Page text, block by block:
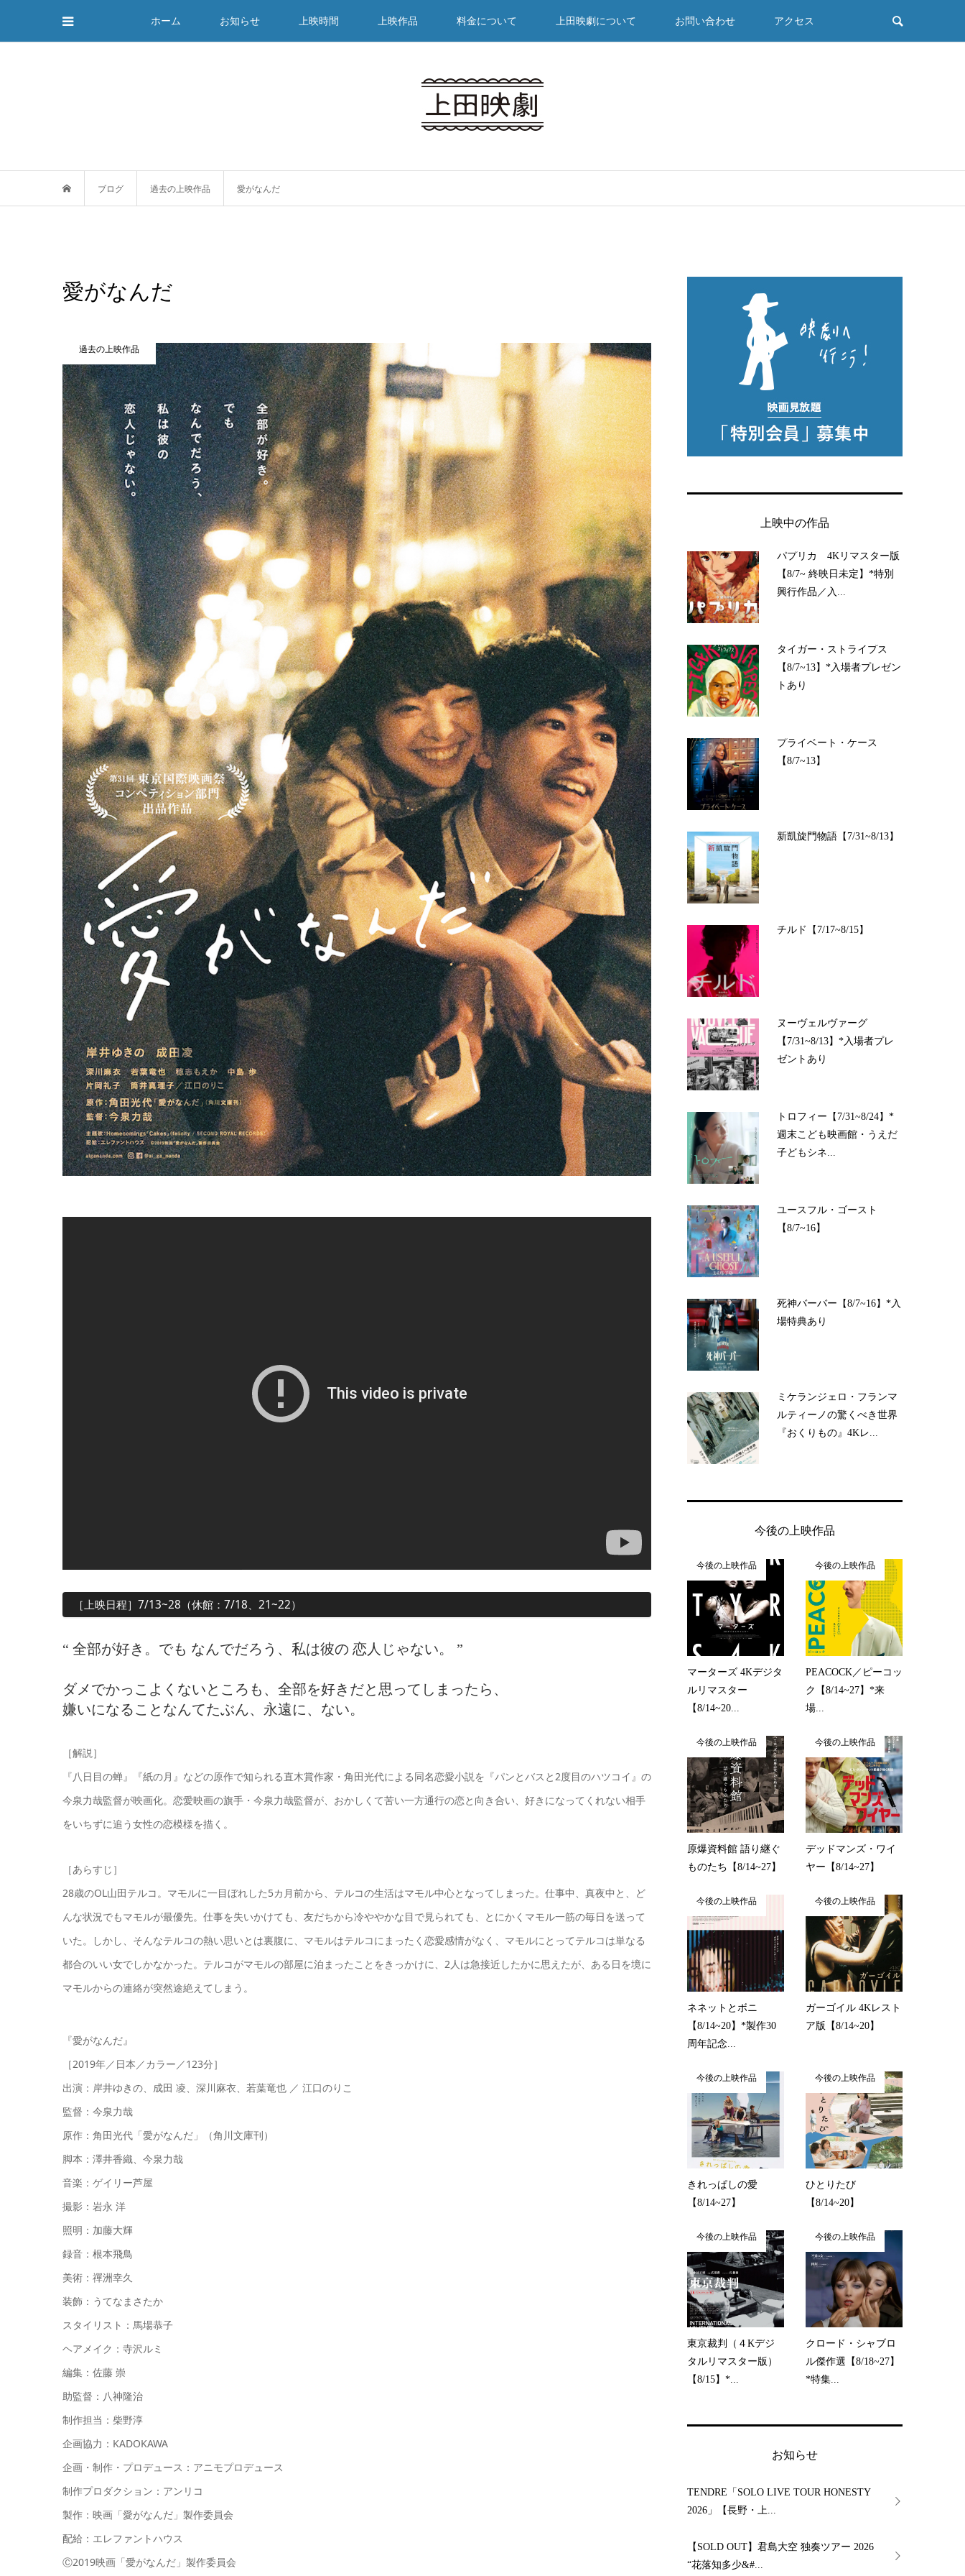
ホーム お知らせ 上映時間 上映作品 料金について 上田映劇について お問い合わせ アクセス
ブログ 過去の上映作品 愛がなんだ
愛がなんだ
過去の上映作品
［上映日程］7/13~28（休館：7/18、21~22）
“ 全部が好き。でも なんでだろう、私は彼の 恋人じゃない。 ”
ダメでかっこよくないところも、全部を好きだと思ってしまったら、
嫌いになることなんてたぶん、永遠に、ない。
［解説］
『八日目の蝉』『紙の月』などの原作で知られる直木賞作家・角田光代による同名恋愛小説を『パンとバスと2度目のハツコイ』の
今泉力哉監督が映画化。恋愛映画の旗手・今泉力哉監督が、おかしくて苦い一方通行の恋と向き合い、好きになってくれない相手
をいちずに追う女性の恋模様を描く。
［あらすじ］
28歳のOL山田テルコ。マモルに一目ぼれした5カ月前から、テルコの生活はマモル中心となってしまった。仕事中、真夜中と、ど
んな状況でもマモルが最優先。仕事を失いかけても、友だちから冷ややかな目で見られても、とにかくマモル一筋の毎日を送って
いた。しかし、そんなテルコの熱い思いとは裏腹に、マモルはテルコにまったく恋愛感情がなく、マモルにとってテルコは単なる
都合のいい女でしかなかった。テルコがマモルの部屋に泊まったことをきっかけに、2人は急接近したかに思えたが、ある日を境に
マモルからの連絡が突然途絶えてしまう。
『愛がなんだ』
［2019年／日本／カラー／123分］
出演：岸井ゆきの、成田 凌、深川麻衣、若葉竜也 ／ 江口のりこ
監督：今泉力哉
原作：角田光代「愛がなんだ」（角川文庫刊）
脚本：澤井香織、今泉力哉
音楽：ゲイリー芦屋
撮影：岩永 洋
照明：加藤大輝
録音：根本飛鳥
美術：禪洲幸久
装飾：うてなまさたか
スタイリスト：馬場恭子
ヘアメイク：寺沢ルミ
編集：佐藤 崇
助監督：八神隆治
制作担当：柴野淳
企画協力：KADOKAWA
企画・制作・プロデュース：アニモプロデュース
制作プロダクション：アンリコ
製作：映画「愛がなんだ」製作委員会
配給：エレファントハウス
Ⓒ2019映画「愛がなんだ」製作委員会
上映中の作品
パプリカ 4Kリマスター版
【8/7~ 終映日未定】*特別
興行作品／入...
タイガー・ストライプス
【8/7~13】*入場者プレゼン
トあり
プライベート・ケース
【8/7~13】
新凱旋門物語【7/31~8/13】
チルド【7/17~8/15】
ヌーヴェルヴァーグ
【7/31~8/13】*入場者プレ
ゼントあり
トロフィー【7/31~8/24】*
週末こども映画館・うえだ
子どもシネ...
ユースフル・ゴースト
【8/7~16】
死神バーバー【8/7~16】*入
場特典あり
ミケランジェロ・フランマ
ルティーノの驚くべき世界
『おくりもの』4Kレ...
今後の上映作品
今後の上映作品
マーターズ 4Kデジタ
ルリマスター
【8/14~20...
今後の上映作品
PEACOCK／ピーコッ
ク【8/14~27】*来
場...
今後の上映作品
原爆資料館 語り継ぐ
ものたち【8/14~27】
今後の上映作品
デッドマンズ・ワイ
ヤー【8/14~27】
今後の上映作品
ネネットとボニ
【8/14~20】*製作30
周年記念...
今後の上映作品
ガーゴイル 4Kレスト
ア版【8/14~20】
今後の上映作品
きれっぱしの愛
【8/14~27】
今後の上映作品
ひとりたび
【8/14~20】
今後の上映作品
東京裁判（４Kデジ
タルリマスター版）
【8/15】*...
今後の上映作品
クロード・シャブロ
ル傑作選【8/18~27】
*特集...
お知らせ
TENDRE「SOLO LIVE TOUR HONESTY
2026」【長野・上...
【SOLD OUT】君島大空 独奏ツアー 2026
“花落知多少&#...